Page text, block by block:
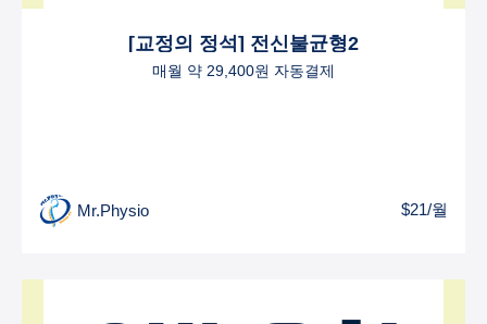
[교정의 정석] 전신불균형2
매월 약 29,400원 자동결제
Mr.Physio $21/월